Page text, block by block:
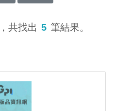
，共找出 5 筆結果。